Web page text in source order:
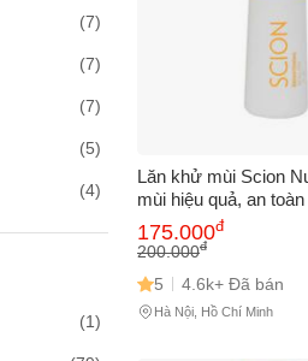
(7)
(7)
(7)
(5)
(4)
Khoáng (3)
(1)
Lăn khử mùi Scion
mùi hiệu quả, an
cảm, dưỡng ẩm và
tin suốt cả ngày.
175.000đ
200.000đ
5 4.6k+ Đã bán
Hà Nội, Hồ Chí Minh